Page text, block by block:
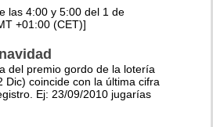
las 4:00 y 5:00 del 1 de
+01:00 (CET)]
del premio gordo de la lotería
Dic) coincide con la última cifra
Ej: 23/09/2010 jugarías